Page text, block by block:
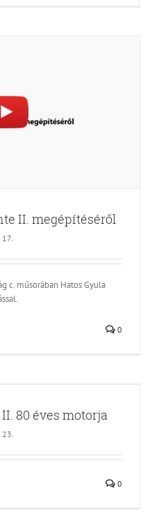
II. megépítéséről
c. műsorában Hatos Gyula
0
80 éves motorja
0